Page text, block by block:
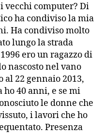
i vecchi computer? Di
ha condiviso la mia
Ha condiviso molto
lungo la strada
ero un ragazzo di
nascosto nel vano
22 gennaio 2013,
ho 40 anni, e se mi
le donne che
i lavori che ho
Presenza